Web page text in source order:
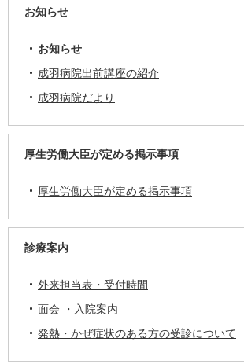
お知らせ
お知らせ
成羽病院出前講座の紹介
成羽病院だより
厚生労働大臣が定める掲示事項
厚生労働大臣が定める掲示事項
診療案内
外来担当表・受付時間
面会 ・入院案内
発熱・かぜ症状のある方の受診について